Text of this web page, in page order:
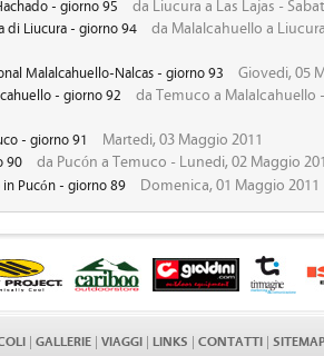
- giorno 95
di Liucura - giorno 94
da Malalcahuello a
Malalcahuello-Nalcas - giorno 93 Giovedi, 05
- giorno 92
da Temuco a Malalcahuello
- giorno 91 Martedi, 03 Maggio 2011
90 da Pucón a Temuco - Lunedi, 02 Maggio
Pucón - giorno 89 Domenica, 01 Maggio 2011
| GALLERIE | VIAGGI | LINKS | CONTATTI | SITEMAP